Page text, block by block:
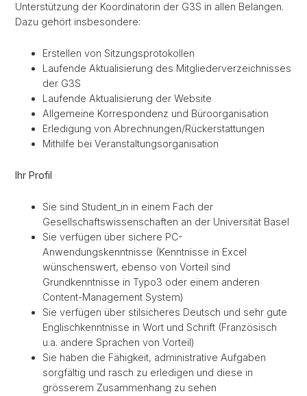
Unterstützung der Koordinatorin der G3S in allen Belangen.
Dazu gehört insbesondere:
Erstellen von Sitzungsprotokollen
Laufende Aktualisierung des Mitgliederverzeichnisses
der G3S
Laufende Aktualisierung der Website
Allgemeine Korrespondenz und Büroorganisation
Erledigung von Abrechnungen/Rückerstattungen
Mithilfe bei Veranstaltungsorganisation
Ihr Profil
Sie sind Student_in in einem Fach der
Gesellschaftswissenschaften an der Universität Basel
Sie verfügen über sichere PC-
Anwendungskenntnisse (Kenntnisse in Excel
wünschenswert, ebenso von Vorteil sind
Grundkenntnisse in Typo3 oder einem anderen
Content-Management System)
Sie verfügen über stilsicheres Deutsch und sehr gute
Englischkenntnisse in Wort und Schrift (Französisch
u.a. andere Sprachen von Vorteil)
Sie haben die Fähigkeit, administrative Aufgaben
sorgfältig und rasch zu erledigen und diese in
grösserem Zusammenhang zu sehen